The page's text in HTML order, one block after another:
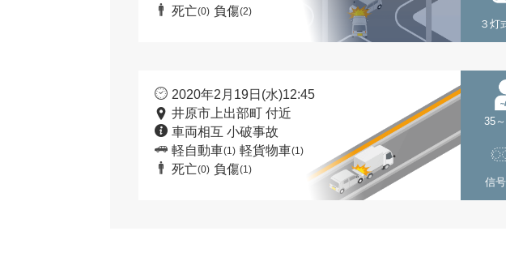
死亡(0) 負傷(2)
３灯
2020年2月19日(水)12:45
井原市上出部町 付近
車両相互 小破事故
軽自動車(1) 軽貨物車(1)
死亡(0) 負傷(1)
35
信